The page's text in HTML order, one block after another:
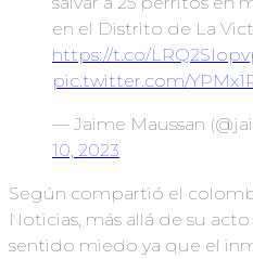
en el Distrito de La
https://t.co/
pic.twitter.com/
— Jaime Maussan
10, 2023
Según compartió el
Noticias, más allá de su
sentido miedo ya que el